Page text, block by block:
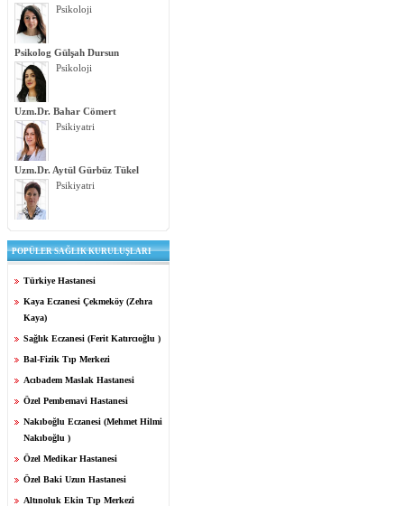
Psikoloji
Psikolog Gülşah Dursun
Psikoloji
Uzm.Dr. Bahar Cömert
Psikiyatri
Uzm.Dr. Aytül Gürbüz Tükel
Psikiyatri
POPÜLER SAĞLIK KURULUŞLARI
Türkiye Hastanesi
Kaya Eczanesi Çekmeköy (Zehra
Kaya)
Sağlık Eczanesi (Ferit Katırcıoğlu )
Bal-Fizik Tıp Merkezi
Acıbadem Maslak Hastanesi
Özel Pembemavi Hastanesi
Nakıboğlu Eczanesi (Mehmet Hilmi
Nakıboğlu )
Özel Medikar Hastanesi
Özel Baki Uzun Hastanesi
Altınoluk Ekin Tıp Merkezi